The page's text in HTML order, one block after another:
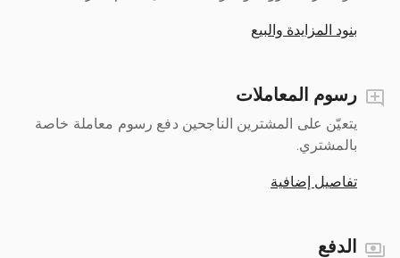
بنود المزايدة والبيع
رسوم المعاملات
يتعيّن على المشترين الناجحين دفع رسوم معاملة خاصة
بالمشتري.
تفاصيل إضافية
الدفع